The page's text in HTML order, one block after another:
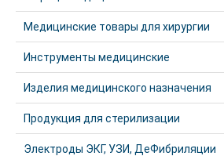
Медицинские товары для хирургии
Инструменты медицинские
Изделия медицинского назначения
Продукция для стерилизации
Электроды ЭКГ, УЗИ, ДеФибриляции